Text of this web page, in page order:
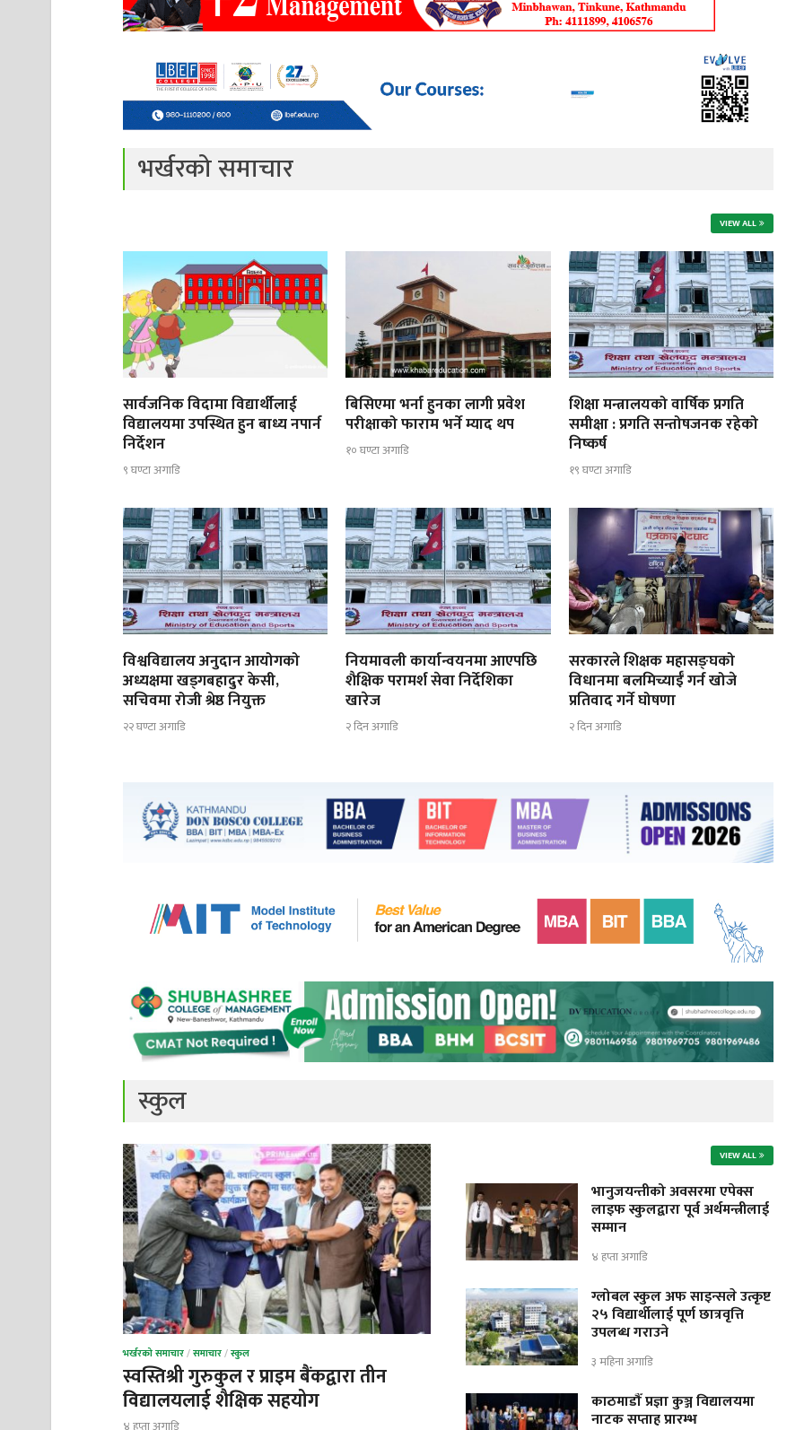
भर्खरको समाचार
VIEW ALL
सार्वजनिक विदामा विद्यार्थीलाई
विद्यालयमा उपस्थित हुन बाध्य नपार्न
निर्देशन
९ घण्टा अगाडि
बिसिएमा भर्ना हुनका लागी प्रवेश
परीक्षाको फाराम भर्ने म्याद थप
१० घण्टा अगाडि
शिक्षा मन्त्रालयको वार्षिक प्रगति
समीक्षा : प्रगति सन्तोषजनक रहेको
निष्कर्ष
१९ घण्टा अगाडि
विश्वविद्यालय अनुदान आयोगको
अध्यक्षमा खड्गबहादुर केसी,
सचिवमा रोजी श्रेष्ठ नियुक्त
२२ घण्टा अगाडि
नियमावली कार्यान्वयनमा आएपछि
शैक्षिक परामर्श सेवा निर्देशिका
खारेज
२ दिन अगाडि
सरकारले शिक्षक महासङ्घको
विधानमा बलमिच्याईँ गर्न खोजे
प्रतिवाद गर्ने घोषणा
२ दिन अगाडि
स्कुल
VIEW ALL
भर्खरको समाचार/समाचार/स्कुल
स्वस्तिश्री गुरुकुल र प्राइम बैंकद्वारा तीन
विद्यालयलाई शैक्षिक सहयोग
भानुजयन्तीको अवसरमा एपेक्स
लाइफ स्कुलद्वारा पूर्व अर्थमन्त्रीलाई
सम्मान
४ हप्ता अगाडि
ग्लोबल स्कुल अफ साइन्सले उत्कृष्ट
२५ विद्यार्थीलाई पूर्ण छात्रवृत्ति
उपलब्ध गराउने
३ महिना अगाडि
काठमाडौँ प्रज्ञा कुञ्ज विद्यालयमा
नाटक सप्ताह प्रारम्भ